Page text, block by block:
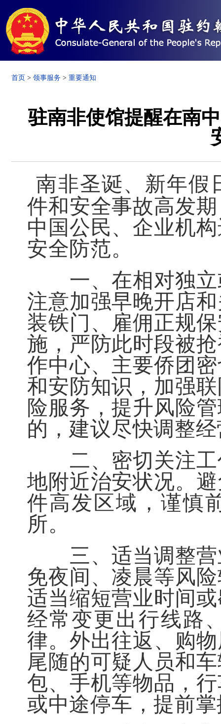
首页 > 领事服务 > 重要通知
驻南非使馆提醒在南
南非圣诞、新年假
件和安全事故高发
中国公民、企业机
安全防范。
一、在相对独立
注意加强早晚开店
装铁门、雇佣正规
施，严防此时段被
作中心、主要侨团
和安防知识，加强
险服务，提升风险
的，建议尽快调整
二、密切关注工
地附近治安状况。
件高发区域，谨慎
所。
三、适当调整营
免夜间、凌晨等风
适当缩短营业时间
经常变更出行线路
律。外出往返、购
尾随的可疑人员和
包、手机等物品，
或中途停车，提前